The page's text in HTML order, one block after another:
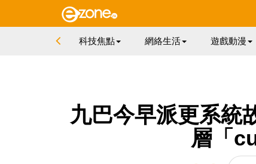
科技焦點 網絡生活 遊戲動漫
九巴今早派更系統
層「